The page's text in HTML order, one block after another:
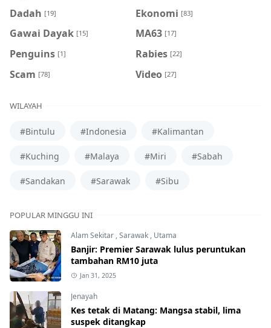
Dadah [19] Ekonomi [83]
Gawai Dayak [15] MA63 [17]
Penguins [1] Rabies [22]
Scam [78] Video [27]
WILAYAH
#Bintulu #Indonesia #Kalimantan
#Kuching #Malaya #Miri #Sabah
#Sandakan #Sarawak #Sibu
POPULAR MINGGU INI
Alam Sekitar ,Sarawak , Utama
Banjir: Premier Sarawak lulus peruntukan
tambahan RM10 juta
Jan 31, 2025
Jenayah
Kes tetak di Matang: Mangsa stabil, lima
suspek ditangkap